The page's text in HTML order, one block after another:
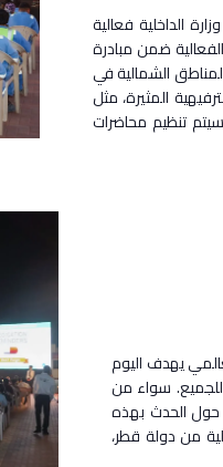
الداخلية فعالية
في تاريخ 18 ديسمبر 2024م. تأتي هذه الفعالية ضمن مبادرة
الشمالية في
المثيرة، مثل
سيتم تنظيم محاضرات
يوم الصحة النفسية العالمي يهدف اليوم
للجميع. سواء من
حول الحدث بهذه
من دولة قطر،